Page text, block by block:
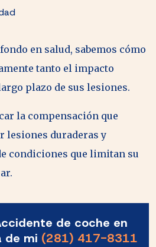
en salud, sabemos cómo
tanto el impacto
plazo de sus lesiones.
la compensación que
lesiones duraderas y
condiciones que limitan su
de coche en
de mi (281) 417-8311